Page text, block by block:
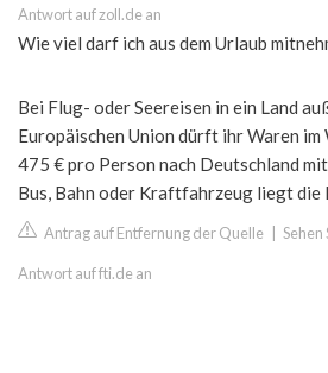
Antwort auf zoll.de an
Wie viel darf ich aus dem Urlaub
Bei Flug- oder Seereisen in ein Land
Europäischen Union dürft ihr Waren
475 € pro Person nach Deutschland
Bus, Bahn oder Kraftfahrzeug liegt die
Antrag auf Entfernung der Quelle Sehen
Antwort auf fti.de an